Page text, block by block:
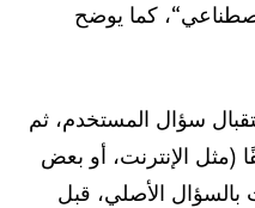
كما يوضح
سؤال المستخدم، ثم
الإنترنت، أو بعض
بالسؤال الأصلي، قبل